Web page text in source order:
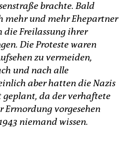
brachte. Bald
mehr und mehr Ehepartner
die Freilassung ihrer
Die Proteste waren
zu vermeiden,
und nach alle
aber hatten die Nazis
da der verhaftete
Ermordung vorgesehen
niemand wissen.